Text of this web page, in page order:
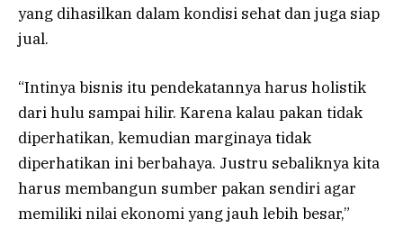
yang dihasilkan dalam kondisi sehat dan juga siap
jual.
“Intinya bisnis itu pendekatannya harus holistik
dari hulu sampai hilir. Karena kalau pakan tidak
diperhatikan, kemudian marginaya tidak
diperhatikan ini berbahaya. Justru sebaliknya kita
harus membangun sumber pakan sendiri agar
memiliki nilai ekonomi yang jauh lebih besar,”